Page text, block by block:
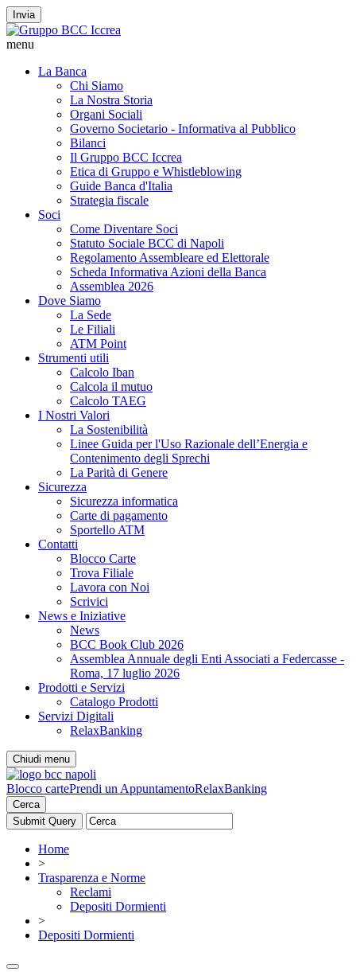
Invia
menu
La Banca
Chi Siamo
La Nostra Storia
Organi Sociali
Governo Societario - Informativa al Pubblico
Bilanci
Il Gruppo BCC Iccrea
Etica di Gruppo e Whistleblowing
Guide Banca d'Italia
Strategia fiscale
Soci
Come Diventare Soci
Statuto Sociale BCC di Napoli
Regolamento Assembleare ed Elettorale
Scheda Informativa Azioni della Banca
Assemblea 2026
Dove Siamo
La Sede
Le Filiali
ATM Point
Strumenti utili
Calcolo Iban
Calcola il mutuo
Calcolo TAEG
I Nostri Valori
La Sostenibilità
Linee Guida per l'Uso Razionale dell’Energia e
Contenimento degli Sprechi
La Parità di Genere
Sicurezza
Sicurezza informatica
Carte di pagamento
Sportello ATM
Contatti
Blocco Carte
Trova Filiale
Lavora con Noi
Scrivici
News e Iniziative
News
BCC Book Club 2026
Assemblea Annuale degli Enti Associati a Federcasse -
Roma, 17 luglio 2026
Prodotti e Servizi
Catalogo Prodotti
Servizi Digitali
RelaxBanking
Chiudi menu
Blocco cartePrendi un AppuntamentoRelaxBanking
Cerca
Home
>
Trasparenza e Norme
Reclami
Depositi Dormienti
>
Depositi Dormienti